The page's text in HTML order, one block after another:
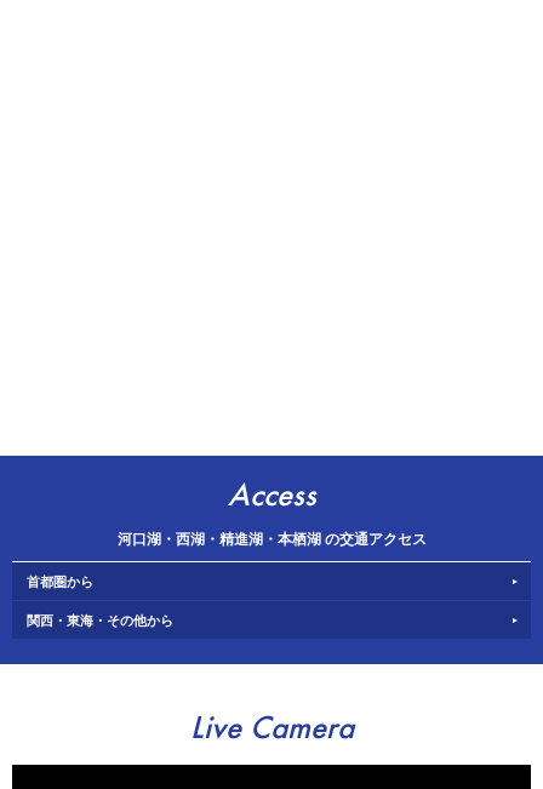
Access
河口湖・西湖・精進湖・本栖湖 の交通アクセス
首都圏から
関西・東海・その他から
Live Camera